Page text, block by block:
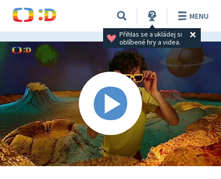
Přihlas se a ukládej si
oblíbené hry a videa.
MENU